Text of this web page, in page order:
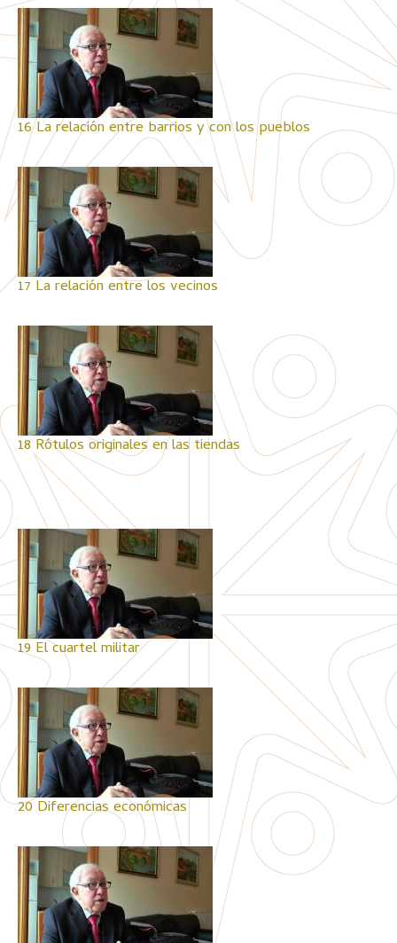
16 La relación entre barrios y con los pueblos
17 La relación entre los vecinos
18 Rótulos originales en las tiendas
19 El cuartel militar
20 Diferencias económicas